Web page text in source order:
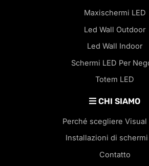
Maxischermi LED
Led Wall Outdoor
Led Wall Indoor
Schermi LED Per
Totem LED
CHI SIAMO
Perché scegliere Visual
Installazioni di schermi
Contatto